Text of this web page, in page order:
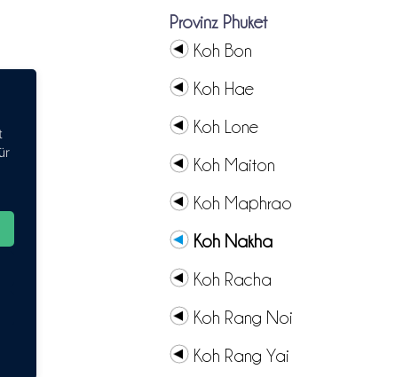
Provinz Phuket
Koh Bon
Koh Hae
Koh Lone
Koh Maiton
Koh Maphrao
Koh Nakha
Koh Racha
Koh Rang Noi
Koh Rang Yai